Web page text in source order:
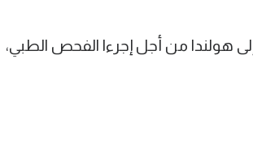
من أجل إجرءا الفحص الطبي،